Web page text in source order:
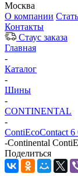
Москва
О компании
Контакты
Стаус заказа
Главная
-
Каталог
-
Шины
-
CONTINENTAL
-
ContiEcoContact 6
-Continental
Поделиться